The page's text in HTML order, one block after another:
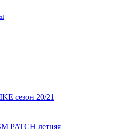
сезон 20/21
PATCH летняя